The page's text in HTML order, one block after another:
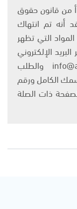
يتم الاستخدام المواد وفقًا للمادة 27 أ من قانون حقوق
كنت تعتقد أنه تم انتهاك
التي تظهر
الإلكتروني
على العنوان التالي: info@ashams.com والطلب
الكامل ورقم
ذات الصلة